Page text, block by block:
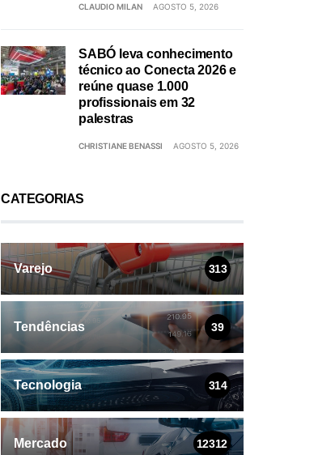
CLAUDIO MILAN AGOSTO 5, 2026
SABÓ leva conhecimento
técnico ao Conecta 2026 e
reúne quase 1.000
profissionais em 32
palestras
CHRISTIANE BENASSI AGOSTO 5, 2026
CATEGORIAS
Varejo 313
Tendências 39
Tecnologia 314
Mercado 12312